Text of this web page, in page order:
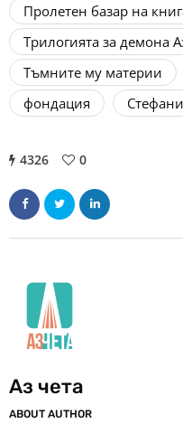
Пролетен базар на
Трилогията за демона
Тъмните му материи
фондация
4326 0
Аз чета
ABOUT AUTHOR